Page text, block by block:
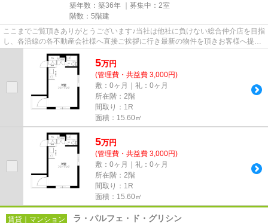
築年数：築36年 ｜募集中： 2室
階数：5階建
ここまでご覧頂きありがとうございます♪当社は他社に負けない総合仲介店を目指
し、各沿線の各不動産会社様へ直接ご挨拶に行き最新の物件を頂きお客様へ提供
しております！最新の情報は...
5万円
(管理費・共益費 3,000円)
敷：0ヶ月｜礼：0ヶ月
所在階：2階
間取り：1R
面積：15.60㎡
5万円
(管理費・共益費 3,000円)
敷：0ヶ月｜礼：0ヶ月
所在階：2階
間取り：1R
面積：15.60㎡
賃貸｜マンション ラ・パルフェ・ド・グリシン